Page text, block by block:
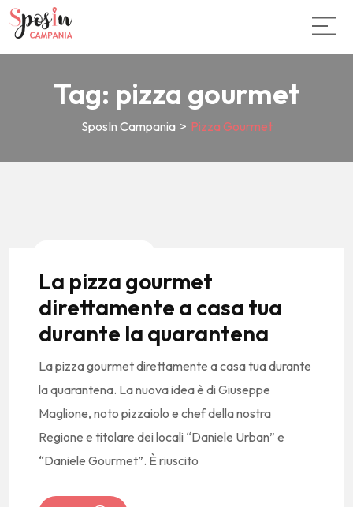
Tag: pizza gourmet
SposIn Campania > Pizza Gourmet
La pizza gourmet
direttamente a casa tua
durante la quarantena
La pizza gourmet direttamente a casa tua durante
la quarantena. La nuova idea è di Giuseppe
Maglione, noto pizzaiolo e chef della nostra
Regione e titolare dei locali “Daniele Urban” e
“Daniele Gourmet”. È riuscito